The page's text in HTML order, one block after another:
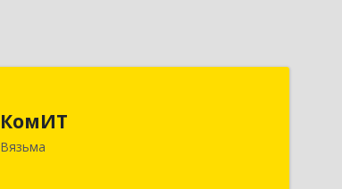
КомИТ
Вязьма